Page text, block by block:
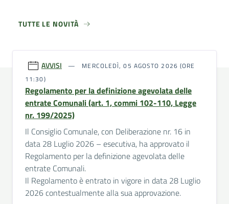
TUTTE LE NOVITÀ
AVVISI
MERCOLEDÌ, 05 AGOSTO 2026 (ORE
11:30)
Regolamento per la definizione agevolata delle
entrate Comunali (art. 1, commi 102-110, Legge
nr. 199/2025)
Il Consiglio Comunale, con Deliberazione nr. 16 in
data 28 Luglio 2026 – esecutiva, ha approvato il
Regolamento per la definizione agevolata delle
entrate Comunali.
Il Regolamento è entrato in vigore in data 28 Luglio
2026 contestualmente alla sua approvazione.